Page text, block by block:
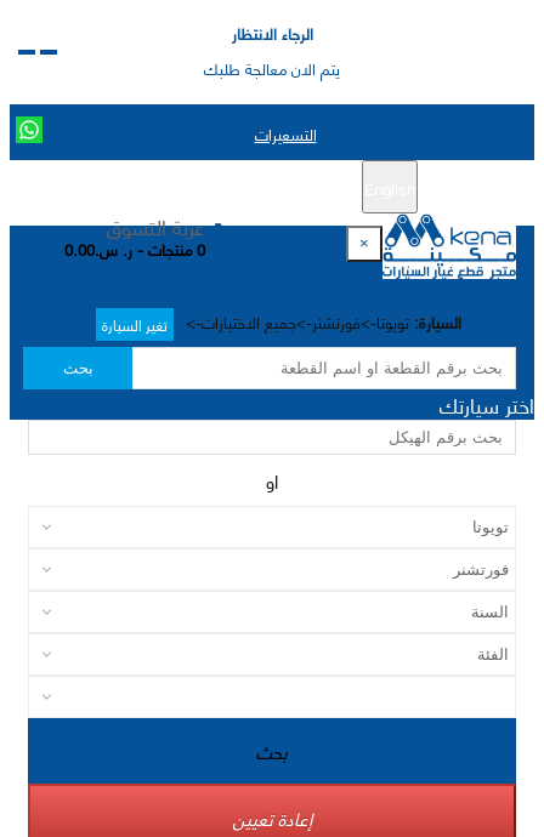
الرجاء الانتظار
يتم الان معالجة طلبك
التسعيرات
عربة التسوق
0 منتجات - ر. س.0.00
السيارة: تويوتا->فورتشنر->جميع الاختيارات-> تغير السيارة
بحث
×
اختر سيارتك
او
بحث
إعادة تعيين